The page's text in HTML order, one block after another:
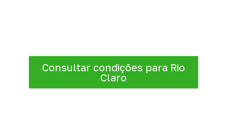
Consultar condições para Rio
Claro